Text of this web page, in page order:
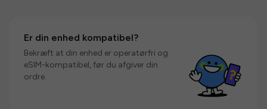
Er din enhed kompatibel?
Bekræft at din enhed er operatørfri og
eSIM-kompatibel, før du afgiver din
ordre.